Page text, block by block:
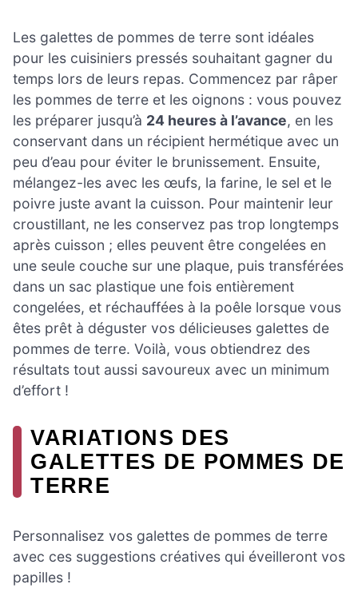
Les galettes de pommes de terre sont idéales
pour les cuisiniers pressés souhaitant gagner du
temps lors de leurs repas. Commencez par râper
les pommes de terre et les oignons : vous pouvez
les préparer jusqu’à 24 heures à l’avance, en les
conservant dans un récipient hermétique avec un
peu d’eau pour éviter le brunissement. Ensuite,
mélangez-les avec les œufs, la farine, le sel et le
poivre juste avant la cuisson. Pour maintenir leur
croustillant, ne les conservez pas trop longtemps
après cuisson ; elles peuvent être congelées en
une seule couche sur une plaque, puis transférées
dans un sac plastique une fois entièrement
congelées, et réchauffées à la poêle lorsque vous
êtes prêt à déguster vos délicieuses galettes de
pommes de terre. Voilà, vous obtiendrez des
résultats tout aussi savoureux avec un minimum
d’effort !
VARIATIONS DES
GALETTES DE POMMES DE
TERRE
Personnalisez vos galettes de pommes de terre
avec ces suggestions créatives qui éveilleront vos
papilles !